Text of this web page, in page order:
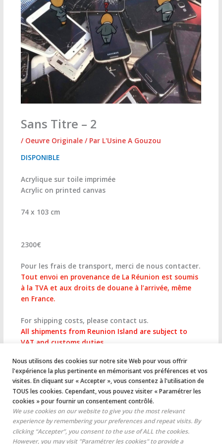
Sans Titre – 2
/ Oeuvre Originale / Par L'Usine A Gouzou
DISPONIBLE
Acrylique sur toile imprimée
Acrylic on printed canvas
74 x 103 cm
2300€
Pour les frais de transport, merci de nous contacter.
Tout envoi en provenance de La Réunion est soumis
à la TVA et aux droits de douane à l’arrivée, même
en France.
For shipping costs, please contact us.
All shipments from Reunion Island are subject to
VAT and customs duties.
Article précédent Article suivant
Nous utilisons des cookies sur notre site Web pour vous offrir
l'expérience la plus pertinente en mémorisant vos préférences et vos
visites. En cliquant sur « Accepter », vous consentez à l'utilisation de
TOUS les cookies. Cependant, vous pouvez visiter « Paramétrer les
cookies » pour fournir un consentement contrôlé.
We use cookies on our website to give you the most relevant
experience by remembering your preferences and repeat visits. By
clicking “Accepter”, you consent to the use of ALL the cookies.
However, you may visit "Paramétrer les cookies" to provide a